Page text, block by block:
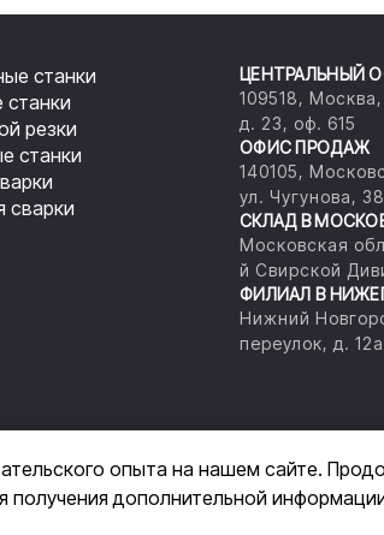
станки
станки
резки
станки
сварки
ЦЕНТРАЛЬНЫЙ
109518,
д. 23, оф. 615
ОФИС ПРОДАЖ
140105,
ул. Чугунова,
СКЛАД В
Московская
й Свирской
ФИЛИАЛ В
Нижний
переулок, д. 12а
опыта на нашем сайте.
дополнительной